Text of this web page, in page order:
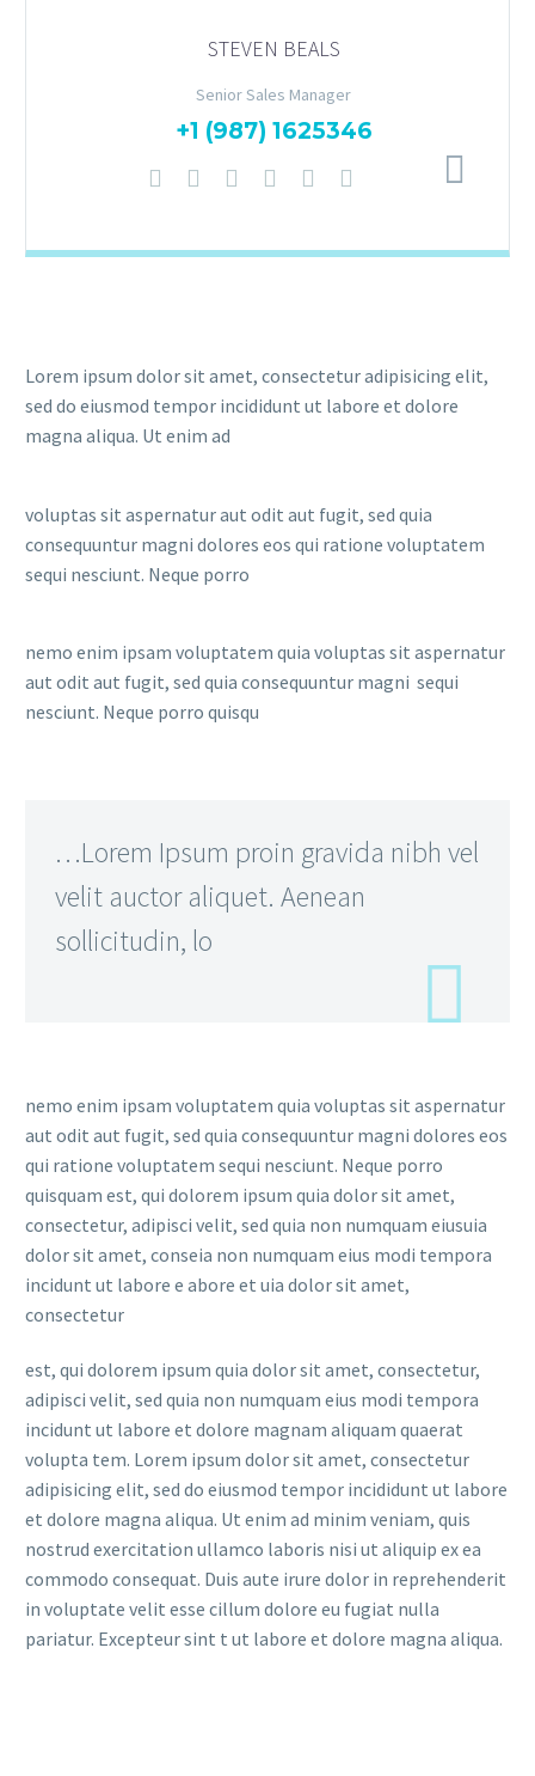
STEVEN BEALS
Senior Sales Manager
+1 (987) 1625346
Lorem ipsum dolor sit amet, consectetur adipisicing elit,
sed do eiusmod tempor incididunt ut labore et dolore
magna aliqua. Ut enim ad
voluptas sit aspernatur aut odit aut fugit, sed quia
consequuntur magni dolores eos qui ratione voluptatem
sequi nesciunt. Neque porro
nemo enim ipsam voluptatem quia voluptas sit aspernatur
aut odit aut fugit, sed quia consequuntur magni sequi
nesciunt. Neque porro quisqu
…Lorem Ipsum proin gravida nibh vel
velit auctor aliquet. Aenean
sollicitudin, lo
nemo enim ipsam voluptatem quia voluptas sit aspernatur
aut odit aut fugit, sed quia consequuntur magni dolores eos
qui ratione voluptatem sequi nesciunt. Neque porro
quisquam est, qui dolorem ipsum quia dolor sit amet,
consectetur, adipisci velit, sed quia non numquam eiusuia
dolor sit amet, conseia non numquam eius modi tempora
incidunt ut labore e abore et uia dolor sit amet,
consectetur
est, qui dolorem ipsum quia dolor sit amet, consectetur,
adipisci velit, sed quia non numquam eius modi tempora
incidunt ut labore et dolore magnam aliquam quaerat
volupta tem. Lorem ipsum dolor sit amet, consectetur
adipisicing elit, sed do eiusmod tempor incididunt ut labore
et dolore magna aliqua. Ut enim ad minim veniam, quis
nostrud exercitation ullamco laboris nisi ut aliquip ex ea
commodo consequat. Duis aute irure dolor in reprehenderit
in voluptate velit esse cillum dolore eu fugiat nulla
pariatur. Excepteur sint t ut labore et dolore magna aliqua.